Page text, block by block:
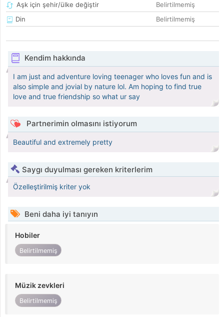
Aşk için şehir/ülke değiştir
Belirtilmemiş
Din
Belirtilmemiş
Kendim hakkında
I am just and adventure loving teenager who loves fun and is
also simple and jovial by nature lol. Am hoping to find true
love and true friendship so what ur say
Partnerimin olmasını istiyorum
Beautiful and extremely pretty
Saygı duyulması gereken kriterlerim
Özelleştirilmiş kriter yok
Beni daha iyi tanıyın
Hobiler
Belirtilmemiş
Müzik zevkleri
Belirtilmemiş